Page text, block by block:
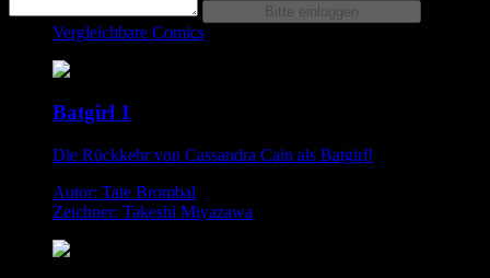
Vergleichbare Comics
Batgirl 1
Die Rückkehr von Cassandra Cain als Batgirl!
Autor: Tate Brombal
Zeichner: Takeshi Miyazawa